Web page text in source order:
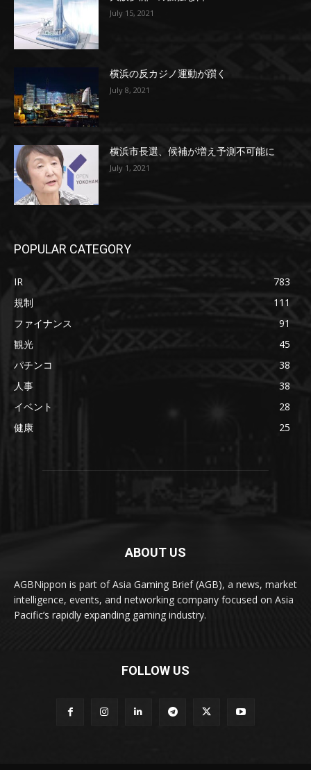
July 15, 2021
横浜の反カジノ運動が躓く
July 8, 2021
横浜市長選、候補が増え予測不可能に
July 1, 2021
POPULAR CATEGORY
IR
783
規制
111
ファイナンス
91
観光
45
パチンコ
38
人事
38
イベント
28
健康
25
ABOUT US
AGBNippon is part of Asia Gaming Brief (AGB), a news, market
intelligence, events, and networking company focused on Asia
Pacific’s rapidly expanding gaming industry.
FOLLOW US